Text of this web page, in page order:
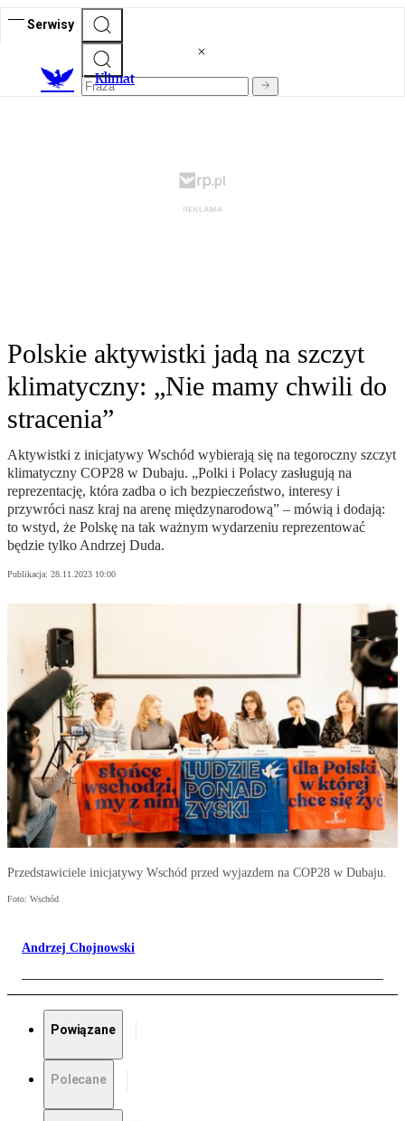
Serwisy
Klimat
Polskie aktywistki jadą na szczyt
klimatyczny: „Nie mamy chwili do
stracenia”
Aktywistki z inicjatywy Wschód wybierają się na tegoroczny szczyt
klimatyczny COP28 w Dubaju. „Polki i Polacy zasługują na
reprezentację, która zadba o ich bezpieczeństwo, interesy i
przywróci nasz kraj na arenę międzynarodową” – mówią i dodają:
to wstyd, że Polskę na tak ważnym wydarzeniu reprezentować
będzie tylko Andrzej Duda.
Publikacja: 28.11.2023 10:00
Przedstawiciele inicjatywy Wschód przed wyjazdem na COP28 w Dubaju.
Foto: Wschód
Andrzej Chojnowski
Powiązane
Polecane